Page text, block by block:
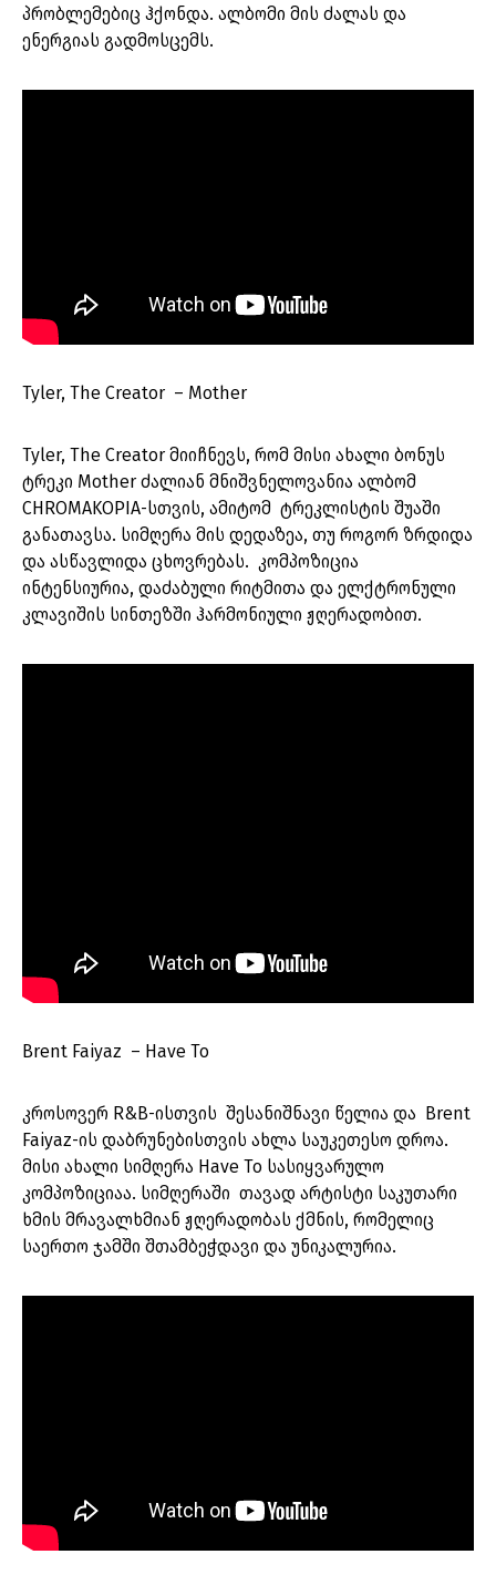
პრობლემებიც ჰქონდა. ალბომი მის ძალას და
ენერგიას გადმოსცემს.
Tyler, The Creator – Mother
Tyler, The Creator მიიჩნევს, რომ მისი ახალი ბონუს
ტრეკი Mother ძალიან მნიშვნელოვანია ალბომ
CHROMAKOPIA-სთვის, ამიტომ ტრეკლისტის შუაში
განათავსა. სიმღერა მის დედაზეა, თუ როგორ ზრდიდა
და ასწავლიდა ცხოვრებას. კომპოზიცია
ინტენსიურია, დაძაბული რიტმითა და ელქტრონული
კლავიშის სინთეზში ჰარმონიული ჟღერადობით.
Brent Faiyaz – Have To
კროსოვერ R&B-ისთვის შესანიშნავი წელია და Brent
Faiyaz-ის დაბრუნებისთვის ახლა საუკეთესო დროა.
მისი ახალი სიმღერა Have To სასიყვარულო
კომპოზიციაა. სიმღერაში თავად არტისტი საკუთარი
ხმის მრავალხმიან ჟღერადობას ქმნის, რომელიც
საერთო ჯამში შთამბეჭდავი და უნიკალურია.